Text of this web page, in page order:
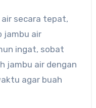
secara tepat,
jambu air
ingat, sobat
jambu air dengan
agar buah